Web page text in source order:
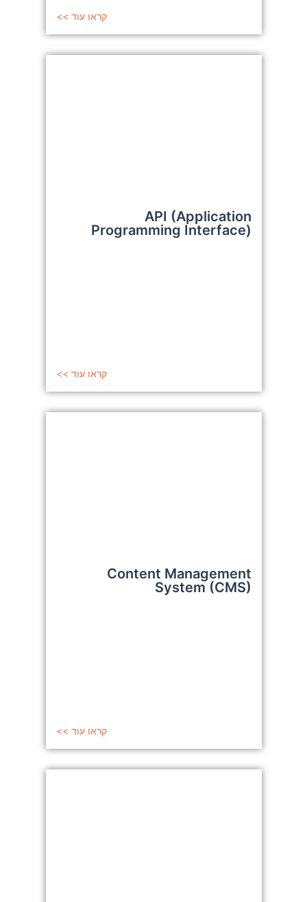
קראו עוד >>
API (Application
Programming Interface)
קראו עוד >>
Content Management
System (CMS)
קראו עוד >>